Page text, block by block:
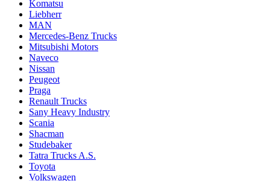
Komatsu
Liebherr
MAN
Mercedes-Benz Trucks
Mitsubishi Motors
Naveco
Nissan
Peugeot
Praga
Renault Trucks
Sany Heavy Industry
Scania
Shacman
Studebaker
Tatra Trucks A.S.
Toyota
Volkswagen